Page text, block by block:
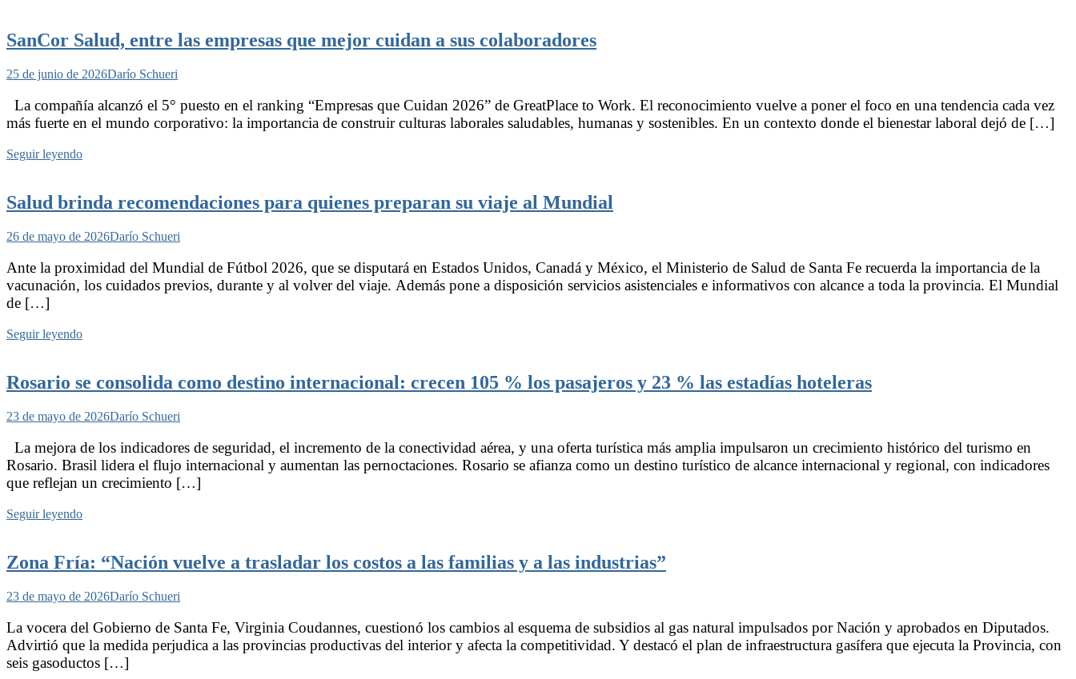
SanCor Salud, entre las empresas que mejor cuidan a sus colaboradores
25 de junio de 2026Darío Schueri
La compañía alcanzó el 5° puesto en el ranking “Empresas que Cuidan 2026” de GreatPlace to Work. El reconocimiento vuelve a poner el foco en una tendencia cada vez
más fuerte en el mundo corporativo: la importancia de construir culturas laborales saludables, humanas y sostenibles. En un contexto donde el bienestar laboral dejó de […]
Seguir leyendo
Salud brinda recomendaciones para quienes preparan su viaje al Mundial
26 de mayo de 2026Darío Schueri
Ante la proximidad del Mundial de Fútbol 2026, que se disputará en Estados Unidos, Canadá y México, el Ministerio de Salud de Santa Fe recuerda la importancia de la
vacunación, los cuidados previos, durante y al volver del viaje. Además pone a disposición servicios asistenciales e informativos con alcance a toda la provincia. El Mundial
de […]
Seguir leyendo
Rosario se consolida como destino internacional: crecen 105 % los pasajeros y 23 % las estadías hoteleras
23 de mayo de 2026Darío Schueri
La mejora de los indicadores de seguridad, el incremento de la conectividad aérea, y una oferta turística más amplia impulsaron un crecimiento histórico del turismo en
Rosario. Brasil lidera el flujo internacional y aumentan las pernoctaciones. Rosario se afianza como un destino turístico de alcance internacional y regional, con indicadores
que reflejan un crecimiento […]
Seguir leyendo
Zona Fría: “Nación vuelve a trasladar los costos a las familias y a las industrias”
23 de mayo de 2026Darío Schueri
La vocera del Gobierno de Santa Fe, Virginia Coudannes, cuestionó los cambios al esquema de subsidios al gas natural impulsados por Nación y aprobados en Diputados.
Advirtió que la medida perjudica a las provincias productivas del interior y afecta la competitividad. Y destacó el plan de infraestructura gasífera que ejecuta la Provincia, con
seis gasoductos […]